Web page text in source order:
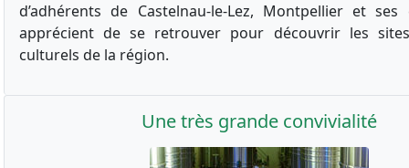
d’adhérents de Castelnau-le-Lez, Montpellier et
apprécient de se retrouver pour découvrir les
culturels de la région.
Une très grande convivialité